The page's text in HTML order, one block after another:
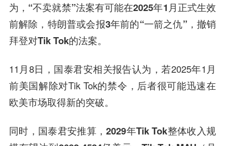
为， “不卖就禁”法案有可能在2025年1月正式生效
前解除 ， 特朗普或会报3年前的“一箭之仇”，撤销
拜登对Tik Tok的法案。
11月8日，国泰君安相关报告认为，若2025年1月
前美国解除对Tik Tok的禁令，后者很可能迅速在
欧美市场取得新的突破。
同时，国泰君安推算，2029年Tik Tok整体收入规